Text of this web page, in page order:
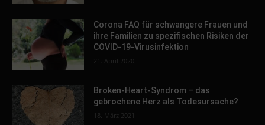
Corona FAQ für schwangere Frauen und
ihre Familien zu spezifischen Risiken der
COVID-19-Virusinfektion
21. April 2020
Broken-Heart-Syndrom – das
gebrochene Herz als Todesursache?
18. März 2021